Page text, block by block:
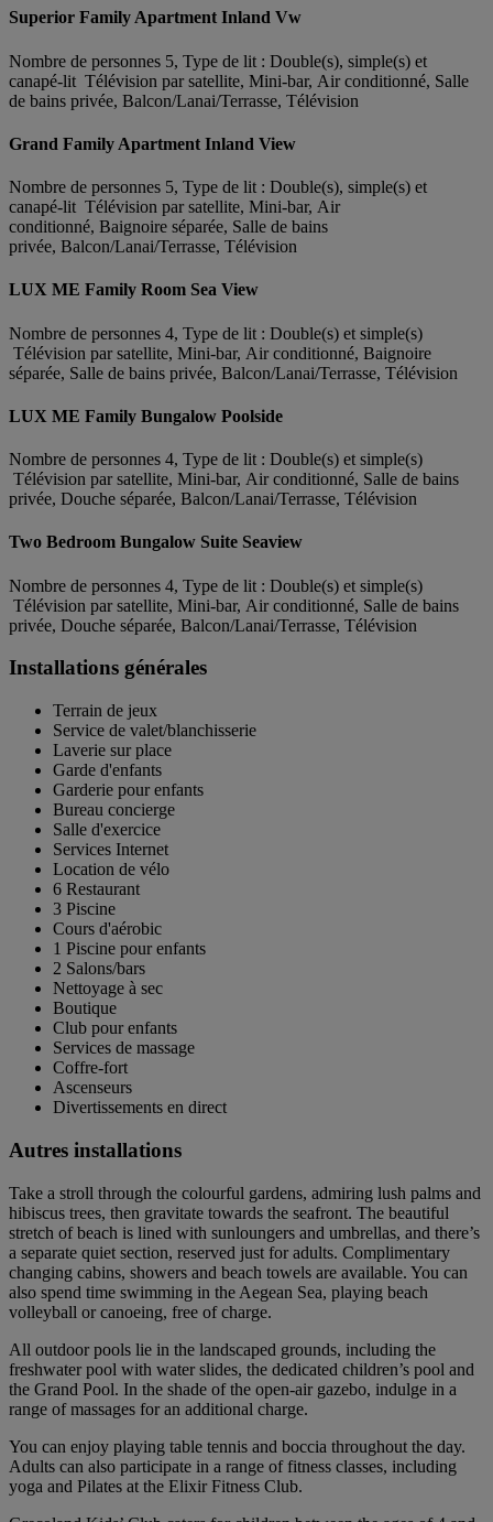
Superior Family Apartment Inland Vw
Nombre de personnes 5, Type de lit : Double(s), simple(s) et
canapé-lit Télévision par satellite, Mini-bar, Air conditionné, Salle
de bains privée, Balcon/Lanai/Terrasse, Télévision
Grand Family Apartment Inland View
Nombre de personnes 5, Type de lit : Double(s), simple(s) et
canapé-lit Télévision par satellite, Mini-bar, Air
conditionné, Baignoire séparée, Salle de bains
privée, Balcon/Lanai/Terrasse, Télévision
LUX ME Family Room Sea View
Nombre de personnes 4, Type de lit : Double(s) et simple(s)
Télévision par satellite, Mini-bar, Air conditionné, Baignoire
séparée, Salle de bains privée, Balcon/Lanai/Terrasse, Télévision
LUX ME Family Bungalow Poolside
Nombre de personnes 4, Type de lit : Double(s) et simple(s)
Télévision par satellite, Mini-bar, Air conditionné, Salle de bains
privée, Douche séparée, Balcon/Lanai/Terrasse, Télévision
Two Bedroom Bungalow Suite Seaview
Nombre de personnes 4, Type de lit : Double(s) et simple(s)
Télévision par satellite, Mini-bar, Air conditionné, Salle de bains
privée, Douche séparée, Balcon/Lanai/Terrasse, Télévision
Installations générales
Terrain de jeux
Service de valet/blanchisserie
Laverie sur place
Garde d'enfants
Garderie pour enfants
Bureau concierge
Salle d'exercice
Services Internet
Location de vélo
6 Restaurant
3 Piscine
Cours d'aérobic
1 Piscine pour enfants
2 Salons/bars
Nettoyage à sec
Boutique
Club pour enfants
Services de massage
Coffre-fort
Ascenseurs
Divertissements en direct
Autres installations
Take a stroll through the colourful gardens, admiring lush palms and
hibiscus trees, then gravitate towards the seafront. The beautiful
stretch of beach is lined with sunloungers and umbrellas, and there’s
a separate quiet section, reserved just for adults. Complimentary
changing cabins, showers and beach towels are available. You can
also spend time swimming in the Aegean Sea, playing beach
volleyball or canoeing, free of charge.
All outdoor pools lie in the landscaped grounds, including the
freshwater pool with water slides, the dedicated children’s pool and
the Grand Pool. In the shade of the open-air gazebo, indulge in a
range of massages for an additional charge.
You can enjoy playing table tennis and boccia throughout the day.
Adults can also participate in a range of fitness classes, including
yoga and Pilates at the Elixir Fitness Club.